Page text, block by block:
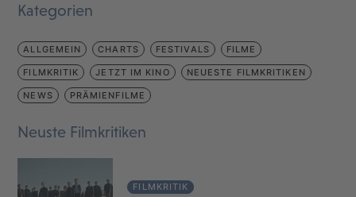
Kategorien
ALLGEMEIN CHARTS FESTIVALS FILME
FILMKRITIK JETZT IM KINO NEUESTE FILMKRITIKEN
NEWS PRÄMIENFILME
Neuste Filmkritiken
FILMKRITIK